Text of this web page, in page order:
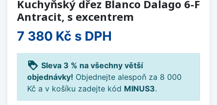
Kuchyňský dřez Blanco Dalago 6-F
Antracit, s excentrem
7 380 Kč s DPH
loyalty Sleva 3 % na všechny větší
objednávky! Objednejte alespoň za 8 000
Kč a v košíku zadejte kód MINUS3.